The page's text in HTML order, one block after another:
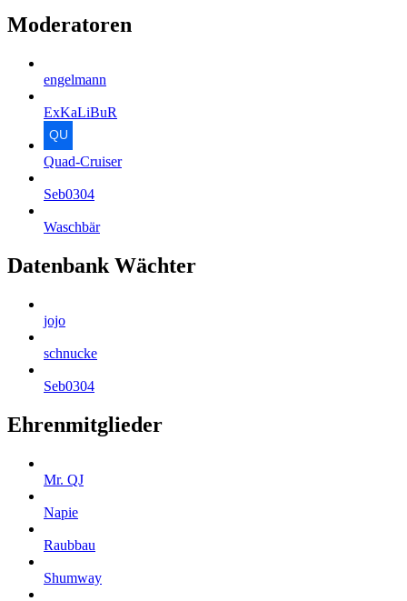
Moderatoren
engelmann
ExKaLiBuR
Quad-Cruiser
Seb0304
Waschbär
Datenbank Wächter
jojo
schnucke
Seb0304
Ehrenmitglieder
Mr. QJ
Napie
Raubbau
Shumway